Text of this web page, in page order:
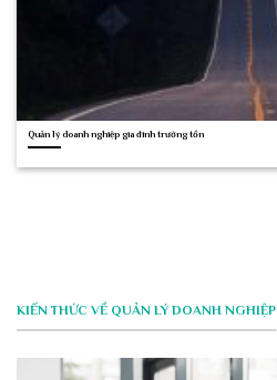
Quản lý doanh nghiệp gia đình trường tồn
KIẾN THỨC VỀ QUẢN LÝ DOANH NGHIỆP